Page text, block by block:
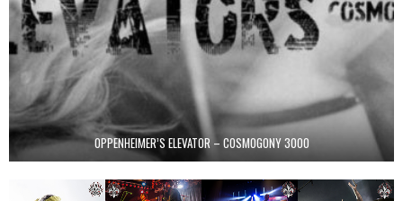
OPPENHEIMER’S ELEVATOR – COSMOGONY 3000